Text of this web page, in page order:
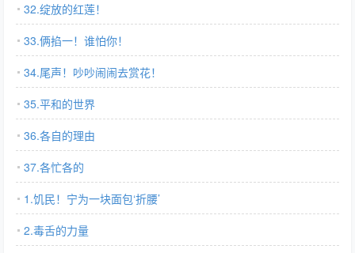
32.绽放的红莲！
33.俩掐一！谁怕你！
34.尾声！吵吵闹闹去赏花！
35.平和的世界
36.各自的理由
37.各忙各的
1.饥民！宁为一块面包‘折腰’
2.毒舌的力量